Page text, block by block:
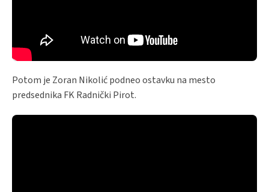
Potom je Zoran Nikolić podneo ostavku na mesto
predsednika FK Radnički Pirot.